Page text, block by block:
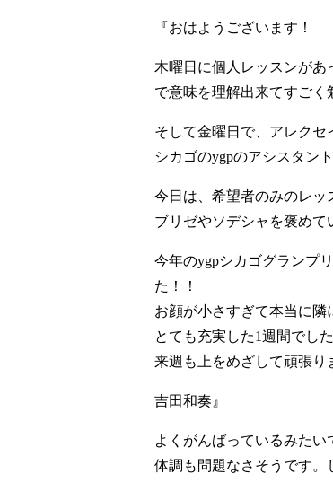
『おはようございます！
木曜日に個人レッスンが
で意味を理解出来てすごく
そして金曜日で、アレク
シカゴのygpのアシスタン
今日は、希望者のみのレッ
ブリゼやソデシャを褒めて
今年のygpシカゴグランプ
た！！
お顔が小さすぎて本当に隣
とても充実した1週間でした
来週も上をめざして頑張り
吉田和奏』
よくがんばっているみたい
体調も問題なさそうです。